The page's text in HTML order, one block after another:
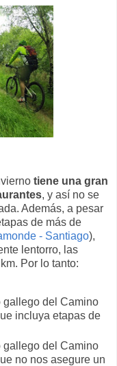
tiene una gran
, y así no se
Además, a pesar
de más de
- Santiago),
lentorro, las
Por lo tanto:
gallego del Camino
incluya etapas de
gallego del Camino
no nos asegure un